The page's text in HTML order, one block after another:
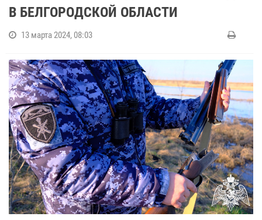
В БЕЛГОРОДСКОЙ ОБЛАСТИ
13 марта 2024, 08:03